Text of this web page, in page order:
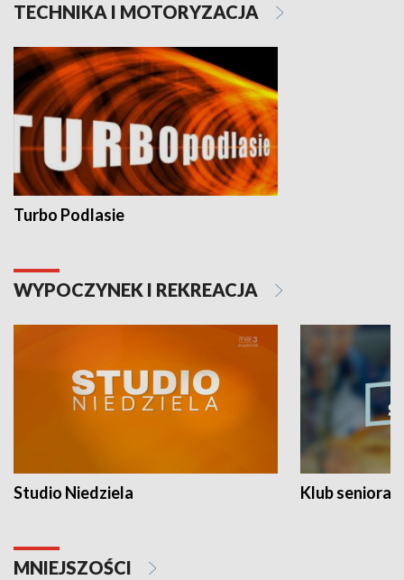
TECHNIKA I MOTORYZACJA
Turbo Podlasie
WYPOCZYNEK I REKREACJA
Studio Niedziela Klub seniora
MNIEJSZOŚCI